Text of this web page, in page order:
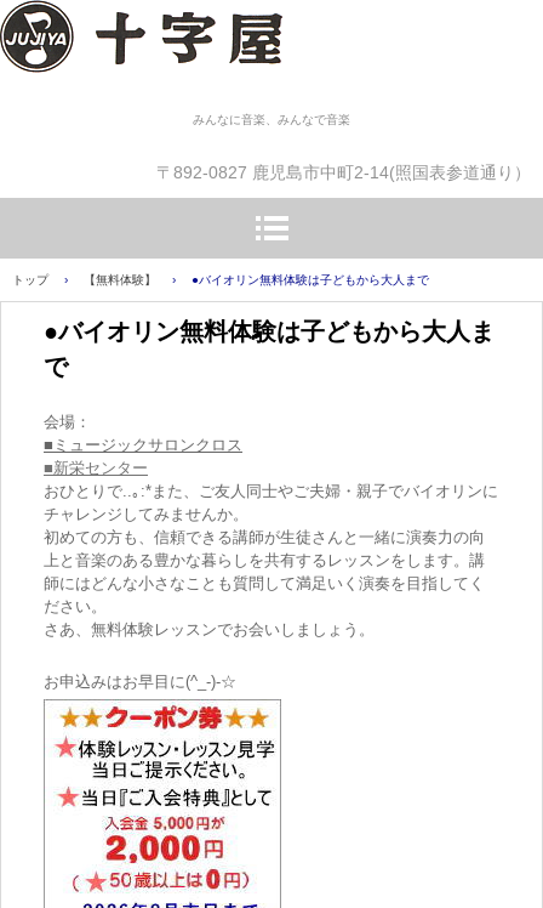
みんなに音楽、みんなで音楽
〒892-0827 鹿児島市中町2-14(照国表参道通り）
トップ › 【無料体験】 › ●バイオリン無料体験は子どもから大人まで
●バイオリン無料体験は子どもから大人ま
で
会場：
■ミュージックサロンクロス
■新栄センター
おひとりで..｡:*また、ご友人同士やご夫婦・親子でバイオリンに
チャレンジしてみませんか。
初めての方も、信頼できる講師が生徒さんと一緒に演奏力の向
上と音楽のある豊かな暮らしを共有するレッスンをします。講
師にはどんな小さなことも質問して満足いく演奏を目指してく
ださい。
さあ、無料体験レッスンでお会いしましょう。
お申込みはお早目に(^_-)-☆